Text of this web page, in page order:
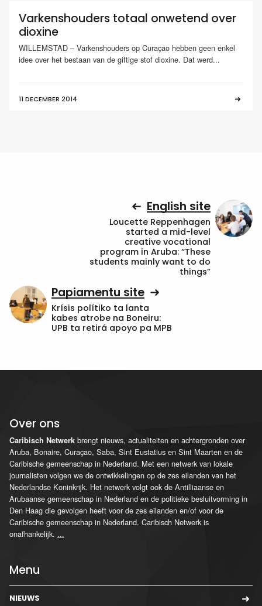
Varkenshouders totaal onwetend over
dioxine
WILLEMSTAD – Varkenshouders op Curaçao hebben geen enkel
idee over het bestaan van de giftige stof dioxine. Dat werd...
11 DECEMBER 2014
English site
Loucette Reppenhagen
started a mid-level
creative vocational
program in Aruba: “These
students mainly want to do
things”
Papiamentu site
Krísis polítiko ta lanta
kabes atrobe na Boneiru:
UPB ta retirá apoyo pa MPB
Over ons
Caribisch Netwerk brengt nieuws, actualiteiten en achtergronden over
Aruba, Bonaire, Curaçao, Saba, Sint Eustatius en Sint Maarten en de
Caribische gemeenschap in Nederland. Met een netwerk van lokale
journalisten volgen we de ontwikkelingen op de zes eilanden van het
Nederlandse Koninkrijk. Het netwerk volgt ook de Antilliaanse en
Arubaanse gemeenschap in Nederland en de politieke besluitvorming in
Den Haag die gevolgen heeft voor de zes eilanden en/of voor de
Caribische gemeenschap in Nederland. Caribisch Netwerk is
onafhankelijk. ...
Menu
NIEUWS